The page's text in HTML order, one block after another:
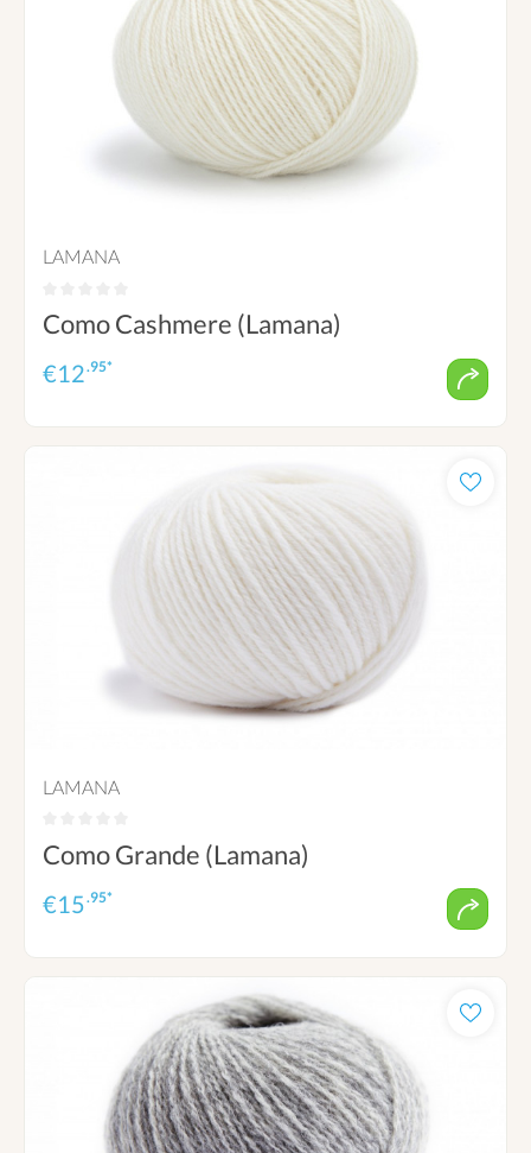
LAMANA
Como Cashmere (Lamana)
€12.95*
LAMANA
Como Grande (Lamana)
€15.95*